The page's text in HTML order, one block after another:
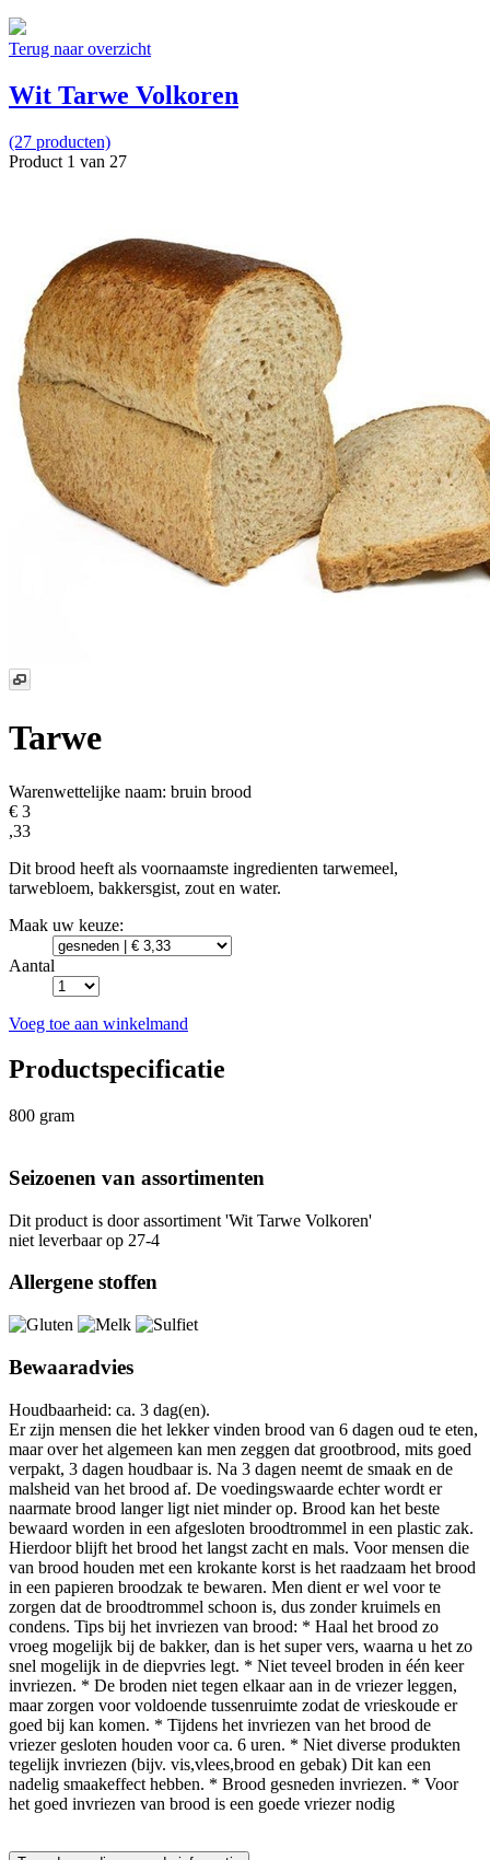
Terug naar overzicht
Wit Tarwe Volkoren
(27 producten)
Product 1 van 27
Tarwe
Warenwettelijke naam: bruin brood
€ 3
,33
Dit brood heeft als voornaamste ingredienten tarwemeel,
tarwebloem, bakkersgist, zout en water.
Maak uw keuze:
Aantal
Voeg toe aan winkelmand
Productspecificatie
800 gram
Seizoenen van assortimenten
Dit product is door assortiment 'Wit Tarwe Volkoren'
niet leverbaar op 27-4
Allergene stoffen
Bewaaradvies
Houdbaarheid: ca. 3 dag(en).
Er zijn mensen die het lekker vinden brood van 6 dagen oud te eten,
maar over het algemeen kan men zeggen dat grootbrood, mits goed
verpakt, 3 dagen houdbaar is. Na 3 dagen neemt de smaak en de
malsheid van het brood af. De voedingswaarde echter wordt er
naarmate brood langer ligt niet minder op. Brood kan het beste
bewaard worden in een afgesloten broodtrommel in een plastic zak.
Hierdoor blijft het brood het langst zacht en mals. Voor mensen die
van brood houden met een krokante korst is het raadzaam het brood
in een papieren broodzak te bewaren. Men dient er wel voor te
zorgen dat de broodtrommel schoon is, dus zonder kruimels en
condens. Tips bij het invriezen van brood: * Haal het brood zo
vroeg mogelijk bij de bakker, dan is het super vers, waarna u het zo
snel mogelijk in de diepvries legt. * Niet teveel broden in één keer
invriezen. * De broden niet tegen elkaar aan in de vriezer leggen,
maar zorgen voor voldoende tussenruimte zodat de vrieskoude er
goed bij kan komen. * Tijdens het invriezen van het brood de
vriezer gesloten houden voor ca. 6 uren. * Niet diverse produkten
tegelijk invriezen (bijv. vis,vlees,brood en gebak) Dit kan een
nadelig smaakeffect hebben. * Brood gesneden invriezen. * Voor
het goed invriezen van brood is een goede vriezer nodig